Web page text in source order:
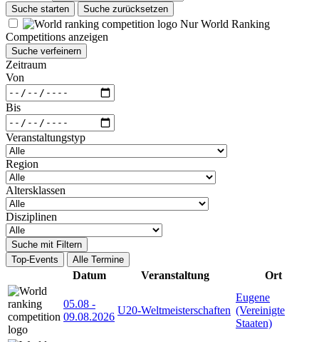
Suche starten Suche zurücksetzen
Nur World Ranking
Competitions anzeigen
Suche verfeinern
Zeitraum
Von
Bis
Veranstaltungstyp
Region
Altersklassen
Disziplinen
Suche mit Filtern
Top-Events
Alle Termine
Datum Veranstaltung Ort
05.08 -
09.08.2026
U20-Weltmeisterschaften
Eugene
(Vereinigte
Staaten)